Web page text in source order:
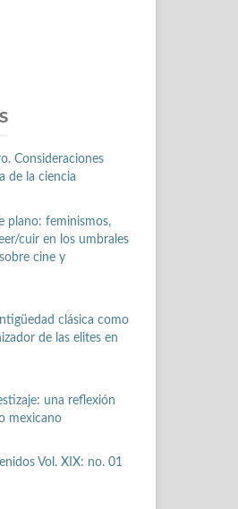
Consideraciones
de la ciencia
plano: feminismos,
cuir en los umbrales
cine y
clásica como
de las elites en
una reflexión
mexicano
Vol. XIX: no. 01